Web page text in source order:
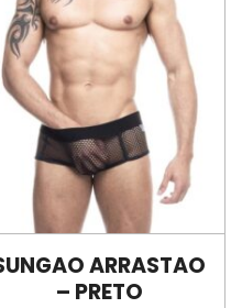
ARRASTAO
– PRETO